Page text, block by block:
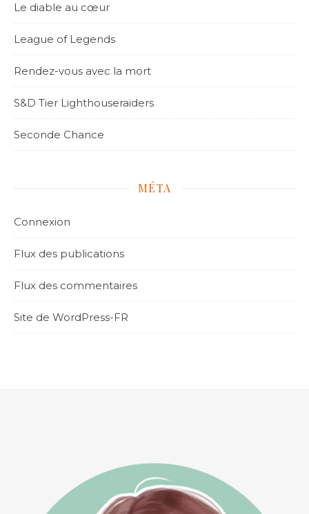
Le diable au cœur
League of Legends
Rendez-vous avec la mort
S&D Tier Lighthouseraiders
Seconde Chance
MÉTA
Connexion
Flux des publications
Flux des commentaires
Site de WordPress-FR